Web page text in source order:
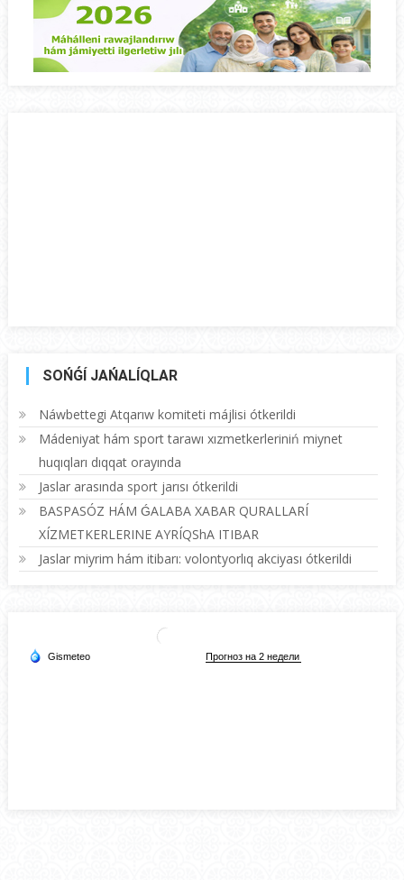
SOŃǴÍ JAŃALÍQLAR
Náwbettegi Atqarıw komiteti májlisi ótkerildi
Mádeniyat hám sport tarawı xızmetkerleriniń miynet
huqıqları dıqqat orayında
Jaslar arasında sport jarısı ótkerildi
BASPASÓZ HÁM ǴALABA XABAR QURALLARÍ
XÍZMETKERLERINE AYRÍQShA ITIBAR
Jaslar miyrim hám itibarı: volontyorlıq akciyası ótkerildi